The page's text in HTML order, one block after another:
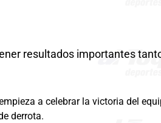
resultados importantes
a celebrar la victoria del
derrota.